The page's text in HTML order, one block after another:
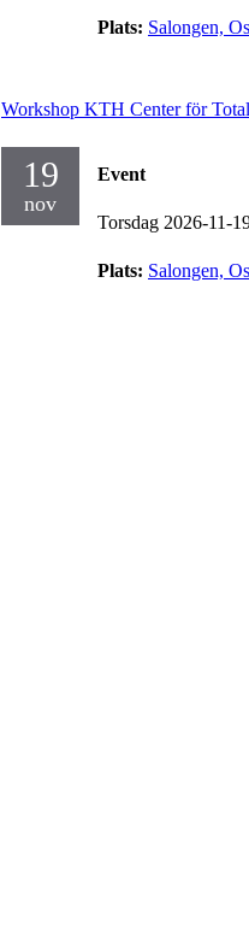
Plats: Salongen,
Workshop KTH Center för
19
nov
Event
Torsdag 2026-11-
Plats: Salongen,